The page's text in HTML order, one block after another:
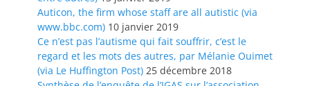
Auticon, the firm whose staff are all autistic (via
www.bbc.com) 10 janvier 2019
Ce n’est pas l’autisme qui fait souffrir, c’est le
regard et les mots des autres, par Mélanie Ouimet
(via Le Huffington Post) 25 décembre 2018